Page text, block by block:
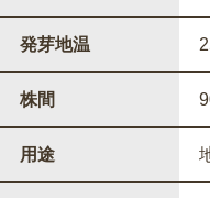
発芽地温
株間
用途